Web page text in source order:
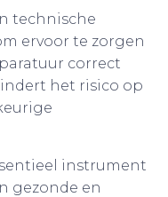
technische
ervoor te zorgen
correct
het risico op
instrument
gezonde en